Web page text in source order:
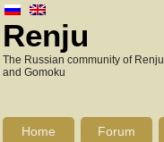
Renju
The Russian community of Renju
and Gomoku
Home Forum